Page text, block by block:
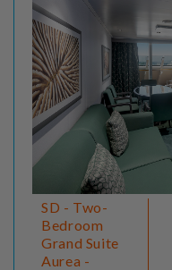
SD - Two-
Bedroom
Grand Suite
Aurea -